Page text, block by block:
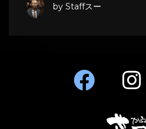
by Staffスー